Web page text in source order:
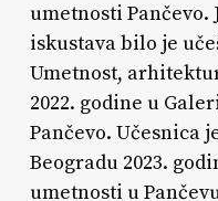
umetnosti Pančevo.
iskustava bilo je
Umetnost,
2022. godine u
Pančevo. Učesnica
Beogradu 2023.
umetnosti u